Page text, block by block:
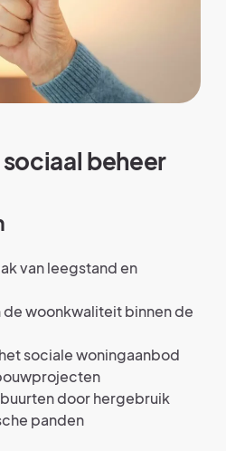
beheer
van leegstand en
woonkwaliteit binnen de
sociale woningaanbod
door hergebruik
panden